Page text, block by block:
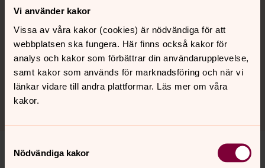
Vi använder kakor
Vissa av våra kakor (cookies) är nödvändiga för att
webbplatsen ska fungera. Här finns också kakor för
analys och kakor som förbättrar din användarupplevelse,
samt kakor som används för marknadsföring och när vi
länkar vidare till andra plattformar. Läs mer om våra
kakor.
Nödvändiga kakor
Juridikkurser
Göteborgs stift släpper nya kurser och arrangemang
terminsvis. Anmäl dig nu! Inspireras, utveckla din
kompetens och skapa nätverk genom att gå kurser
tillsammans med andra deltagare.